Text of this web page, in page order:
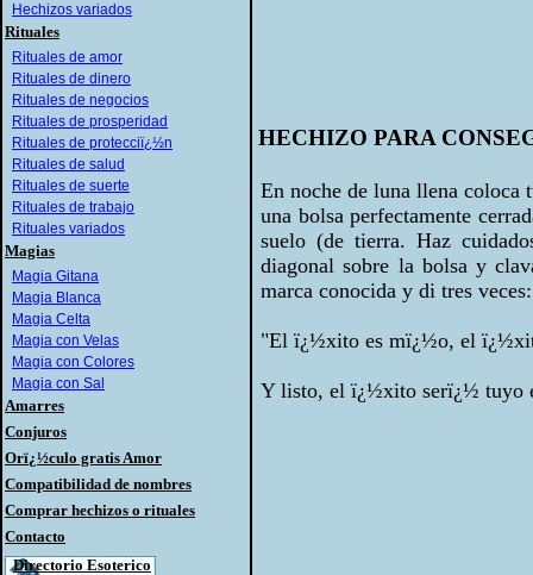
Hechizos variados
Rituales
Rituales de amor
Rituales de dinero
Rituales de negocios
Rituales de prosperidad
Rituales de protecciï¿½n
Rituales de salud
Rituales de suerte
Rituales de trabajo
Rituales variados
Magias
Magia Gitana
Magia Blanca
Magia Celta
Magia con Velas
Magia con Colores
Magia con Sal
Amarres
Conjuros
Orï¿½culo gratis Amor
Compatibilidad de nombres
Comprar hechizos o rituales
Contacto
Directorio Esoterico
HECHIZO PARA
En noche de luna llena
una bolsa perfectamente
suelo (de tierra. Haz
diagonal sobre la bolsa y
marca conocida y di tres veces:
"El ï¿½xito es mï¿½o, el
Y listo, el ï¿½xito serï¿½ tuyo